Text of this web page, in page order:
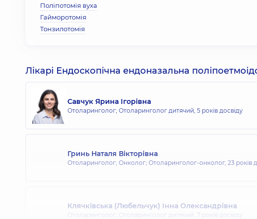
Поліпотомія вуха
Гайморотомія
Тонзилотомія
Лікарі Ендоскопічна ендоназальна
Савчук Ярина Ігорівна
Отоларинголог; Отоларинголог дитячий, 5 років досвіду
Гринь Наталя Вікторівна
Отоларинголог; Онколог; Отоларинголог-онколог, 23 років
Клячківська (Любельчук) Інна Олександрівна
Отоларинголог; Отоларинголог дитячий, 7 років досвіду